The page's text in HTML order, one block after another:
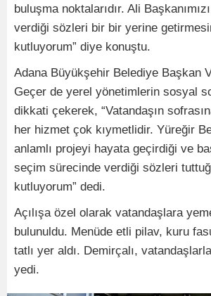
buluşma noktalarıdır. Ali
verdiği sözleri bir bir yerine
kutluyorum” diye konuştu.
Adana Büyükşehir Belediye Başkan
Geçer de yerel yönetimlerin sosyal
dikkati çekerek, “Vatandaşın
her hizmet çok kıymetlidir. Yüreğir
anlamlı projeyi hayata geçirdiği ve
seçim sürecinde verdiği sözleri
kutluyorum” dedi.
Açılışa özel olarak vatandaşlara
bulunuldu. Menüde etli pilav, kuru
tatlı yer aldı. Demirçalı,
yedi.